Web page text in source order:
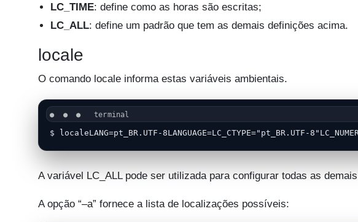
LC_TIME: define como as horas são escritas;
LC_ALL: define um padrão que tem as demais definições acima.
locale
O comando locale informa estas variáveis ambientais.
$ localeLANG=pt_BR.UTF-8LANGUAGE=LC_CTYPE="pt_BR.UTF-
A variável LC_ALL pode ser utilizada para configurar todas as
A opção “–a” fornece a lista de localizações possíveis: